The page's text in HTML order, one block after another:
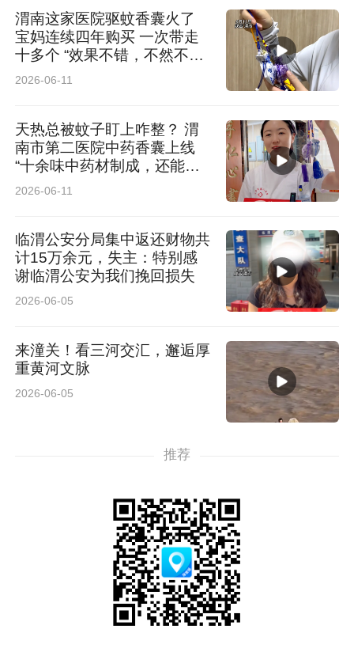
渭南这家医院驱蚊香囊火了
宝妈连续四年购买 一次带走
十多个 “效果不错，不然不会
年年来买”
2026-06-11
天热总被蚊子盯上咋整？ 渭
南市第二医院中药香囊上线
“十余味中药材制成，还能健
脾利湿”
2026-06-11
临渭公安分局集中返还财物共
计15万余元，失主：特别感
谢临渭公安为我们挽回损失
2026-06-05
来潼关！看三河交汇，邂逅厚
重黄河文脉
2026-06-05
推荐